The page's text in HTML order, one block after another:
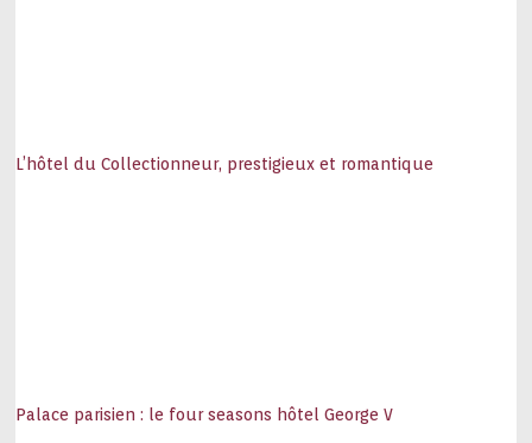
L’hôtel du Collectionneur, prestigieux et romantique
Palace parisien : le four seasons hôtel George V